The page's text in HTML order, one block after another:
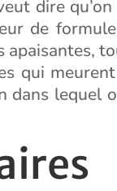
dire
de
qui
dans lequel